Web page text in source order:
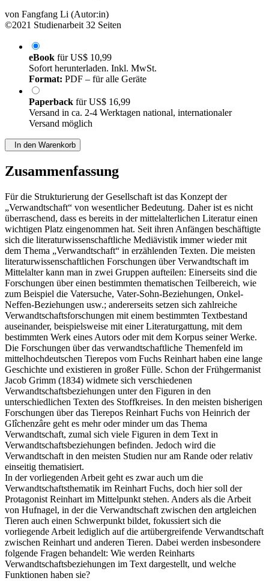
von Fangfang Li (Autor:in)
©2021 Studienarbeit 32 Seiten
eBook fürUS$ 10,99
Sofort herunterladen. Inkl. MwSt.
Format: PDF – für alle Geräte
Paperback fürUS$ 16,99
Versand in ca. 2-4 Werktagen national, internationaler
Versand möglich
In den Warenkorb
Zusammenfassung
Für die Strukturierung der Gesellschaft ist das Konzept der
„Verwandtschaft“ von wesentlicher Bedeutung. Daher ist es nicht
überraschend, dass es bereits in der mittelalterlichen Literatur einen
wichtigen Platz eingenommen hat. Seit ihren Anfängen beschäftigte
sich die literaturwissenschaftliche Mediävistik immer wieder mit
dem Thema „Verwandtschaft“ in erzählenden Texten. Die meisten
literaturwissenschaftlichen Forschungen über Verwandtschaft im
Mittelalter kann man in zwei Gruppen aufteilen: Einerseits sind die
Forschungen über einen bestimmten thematischen Teilbereich, wie
zum Beispiel die Vatersuche, Vater-Sohn-Beziehungen, Onkel-
Neffen-Beziehungen usw.; andererseits setzen sich zahlreiche
Verwandtschaftsforschungen mit einem bestimmten Textbestand
auseinander, beispielsweise mit einer Literaturgattung, mit dem
bestimmten Werk eines Autors oder mit dem Korpus seiner Werke.
Die Forschungen über das verwandtschaftliche Themenfeld im
mittelhochdeutschen Tierepos vom Fuchs Reinhart haben eine lange
Geschichte und existieren in großer Fülle. Schon der Frühgermanist
Jacob Grimm (1834) widmete sich verschiedenen
Verwandtschaftsbeziehungen unter den Figuren in den
unterschiedlichen Texten des Stoffkreises. In den meisten bisherigen
Forschungen über das Tierepos Reinhart Fuchs von Heinrich der
Glîchenzâre geht es mehr oder minder um das Thema
Verwandtschaft, zumal sich viele Figuren in dem Text in
Verwandtschaftsbeziehungen befinden. Jedoch wird die
Verwandtschaft in den meisten Studien nur am Rande oder relativ
einseitig thematisiert.
In der vorliegenden Arbeit geht es zwar auch um die
Verwandtschaftsthematik im Reinhart Fuchs, doch hier soll der
Protagonist Reinhart im Mittelpunkt stehen. Anders als die Arbeit
von Hufnagel, in der die Verwandtschaft zwischen den artgleichen
Tieren auch einen Schwerpunkt bildet, fokussiert sich die
vorliegende Arbeit lediglich auf die artübergreifende Verwandtschaft
zwischen Reinhart und anderen Tieren. Dabei werden insbesondere
folgende Fragen behandelt: Wie werden Reinharts
Verwandtschaftsbeziehungen im Text dargestellt, und welche
Funktionen haben sie?